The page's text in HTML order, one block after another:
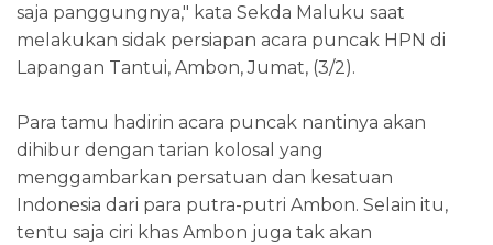
saja panggungnya," kata Sekda Maluku saat
melakukan sidak persiapan acara puncak HPN di
Lapangan Tantui, Ambon, Jumat, (3/2).
Para tamu hadirin acara puncak nantinya akan
dihibur dengan tarian kolosal yang
menggambarkan persatuan dan kesatuan
Indonesia dari para putra-putri Ambon. Selain itu,
tentu saja ciri khas Ambon juga tak akan